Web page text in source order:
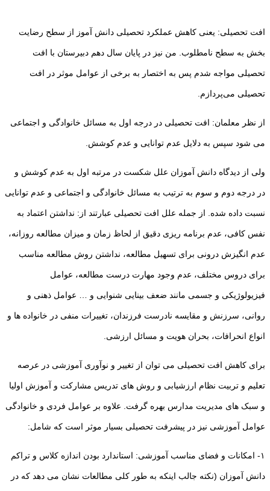
افت تحصیلی: یعنی کاهش عملکرد تحصیلی دانش آموز از سطح رضایت
بخش به سطح نامطلوب. من نیز در پایان سال دهم دبیرستان با افت
تحصیلی مواجه شدم پس به اختصار به برخی از عوامل موثر در افت
تحصیلی می‌پردازم.
از نظر معلمان: افت تحصیلی در درجه اول به مسائل خانوادگی و اجتماعی
می شود سپس به دلایل عدم توانایی و عدم کوشش.
ولی از دیدگاه دانش آموزان علل شکست در مرتبه اول به عدم کوشش و
در درجه دوم و سوم به ترتیب به مسائل خانوادگی و اجتماعی و عدم توانایی
نسبت داده شده. از جمله علل افت تحصیلی عبارتند از: نداشتن اعتماد به
نفس کافی، عدم برنامه ریزی دقیق از لحاظ زمان و میزان مطالعه روزانه،
عدم انگیزش درونی برای تسهیل مطالعه، نداشتن روش مطالعه مناسب
برای دروس مختلف، عدم وجود مهارت درست مطالعه، عوامل
فیزیولوژیکی و جسمی مانند ضعف بینایی شنوایی و … عوامل ذهنی و
روانی، سرزنش و مقایسه نادرست فرزندان، تغییرات منفی در خانواده ها و
انواع انحرافات، بحران هویت و مسائل ارزشی.
برای کاهش افت تحصیلی می توان از تغییر و نوآوری آموزشی در عرصه
تعلیم و تربیت نظام ارزشیابی و روش های تدریس مشارکت و آموزش اولیا
و سبک های مدیریت مدارس بهره گرفت. علاوه بر عوامل فردی و خانوادگی
عوامل آموزشی نیز در پیشرفت تحصیلی بسیار موثر است که شامل:
۱- امکانات و فضای مناسب آموزشی: استاندارد بودن اندازه کلاس و تراکم
دانش آموزان (نکته جالب اینکه به طور کلی مطالعات نشان می دهد که در